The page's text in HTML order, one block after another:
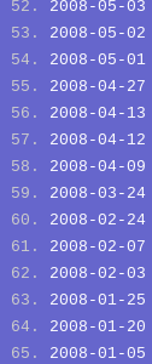
2008-05-03
2008-05-02
2008-05-01
2008-04-27
2008-04-13
2008-04-12
2008-04-09
2008-03-24
2008-02-24
2008-02-07
2008-02-03
2008-01-25
2008-01-20
2008-01-05